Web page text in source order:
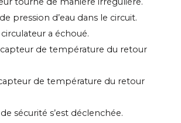
pression d’eau dans le circuit.
a échoué.
de température du retour
de température du retour
sécurité s’est déclenchée.